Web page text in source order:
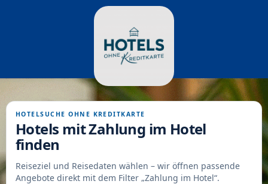
HOTELSUCHE OHNE KREDITKARTE
Hotels mit Zahlung im Hotel
finden
Reiseziel und Reisedaten wählen – wir öffnen passende
Angebote direkt mit dem Filter „Zahlung im Hotel“.